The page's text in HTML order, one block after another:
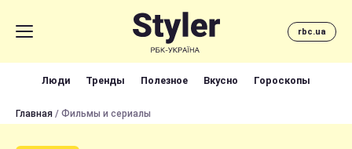
rbc.ua
Люди Тренды Полезное Вкусно Гороскопы
Главная / Фильмы и сериалы